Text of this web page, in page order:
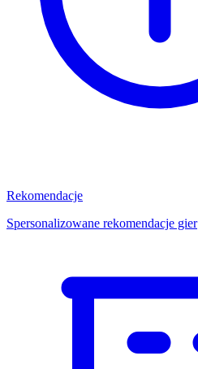
Rekomendacje
Spersonalizowane rekomendacje gier